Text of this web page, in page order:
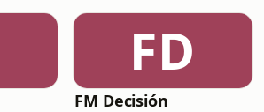
FD
FM Decisión